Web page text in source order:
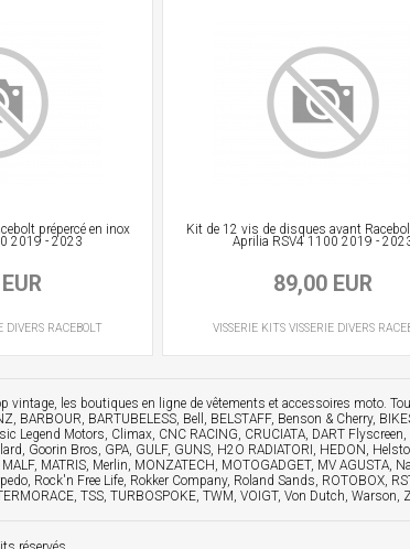
prépercé en inox
2019 - 2023
DIVERS RACEBOLT
Kit de 12 vis de disques avant
Aprilia RSV4 1100 2019 -
89,00 EUR
VISSERIE KITS VISSERIE DIVERS
vintage, les boutiques en ligne de vêtements et accessoires moto.
BARBOUR, BARTUBELESS, Bell, BELSTAFF, Benson & Cherry,
Legend Motors, Climax, CNC RACING, CRUCIATA, DART
Goorin Bros, GPA, GULF, GUNS, H2O RADIATORI, HEDON,
MATRIS, Merlin, MONZATECH, MOTOGADGET, MV AGUSTA,
Rock'n Free Life, Rokker Company, Roland Sands, ROTOBOX,
TSS, TURBOSPOKE, TWM, VOIGT, Von Dutch,